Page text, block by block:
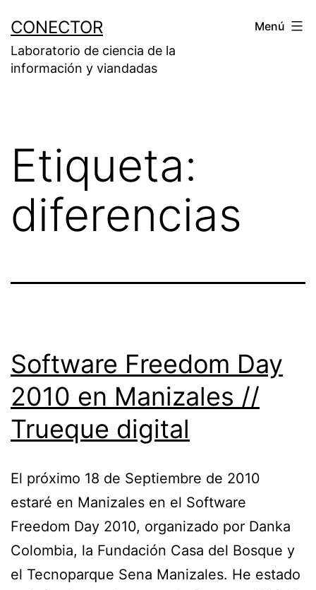
contenido
CONECTOR
Laboratorio de ciencia de la
información y viandadas
Menú
Etiqueta:
diferencias
Software Freedom Day
2010 en Manizales //
Trueque digital
El próximo 18 de Septiembre de 2010
estaré en Manizales en el Software
Freedom Day 2010, organizado por Danka
Colombia, la Fundación Casa del Bosque y
el Tecnoparque Sena Manizales. He estado